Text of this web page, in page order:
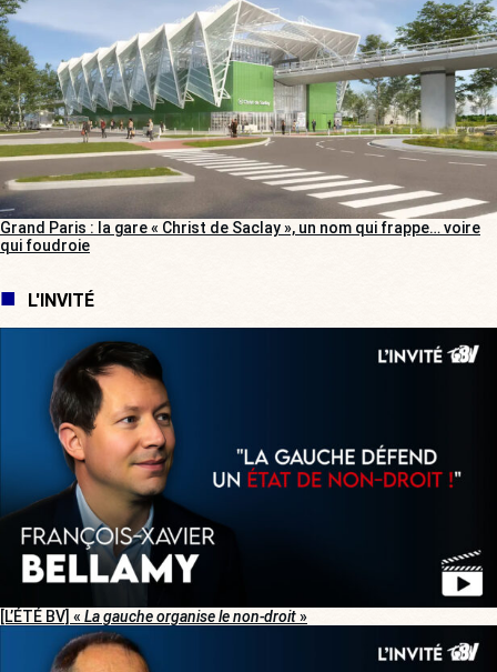
Grand Paris : la gare « Christ de Saclay », un nom qui frappe… voire
qui foudroie
L'INVITÉ
[L’ÉTÉ BV] « La gauche organise le non-droit»